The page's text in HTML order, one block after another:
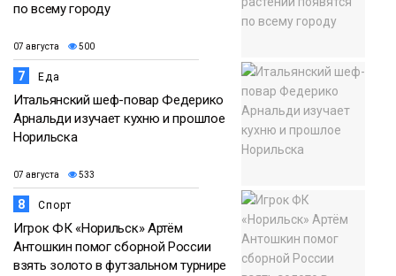
по всему городу
07 августа 500
7 Еда
Итальянский шеф-повар Федерико
Арнальди изучает кухню и прошлое
Норильска
07 августа 533
8 Спорт
Игрок ФК «Норильск» Артём
Антошкин помог сборной России
взять золото в футзальном турнире